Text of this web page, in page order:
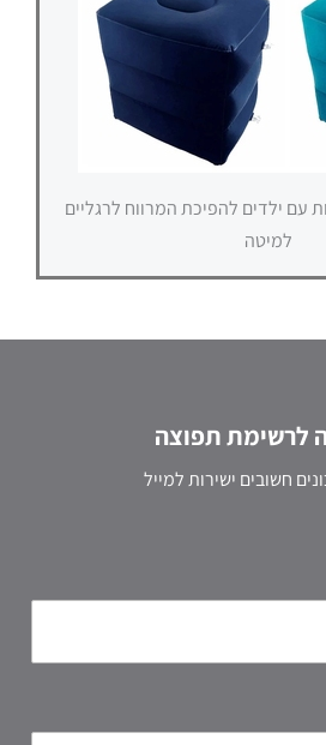
עם ילדים להפיכת המרווח לרגליים
למיטה
לרשימת תפוצה
חשובים ישירות למייל